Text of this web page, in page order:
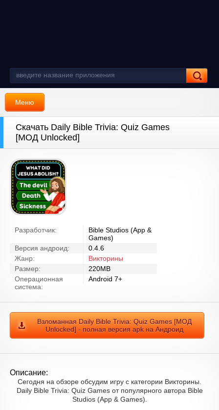
Меню
Скачать Daily Bible Trivia: Quiz Games
[МОД Unlocked]
Разработчик:
Bible Studios (App &
Games)
Версия андроид:
0.4.6
Жанр:
Викторины
Размер:
220MB
Операционная
система:
Android 7+
Взломанная Daily Bible Trivia: Quiz Games [МОД
Unlocked] - полная версия apk на Андроид
Описание:
Сегодня на обзоре обсудим игру с категории Викторины.
Daily Bible Trivia: Quiz Games от популярного автора Bible
Studios (App & Games).